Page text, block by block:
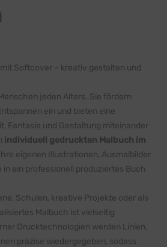
Softcover – kreativ gestalten und
jeden Alters. Sie fördern
ein und bieten eine
Fantasie und Gestaltung miteinander
individuell gedruckten Malbuch im
eigenen Illustrationen, Ausmalbilder
ein professionell produziertes Buch
Schulen, kreative Projekte oder als
Malbuch ist vielseitig
Drucktechnologien werden Linien,
präzise wiedergegeben, sodass